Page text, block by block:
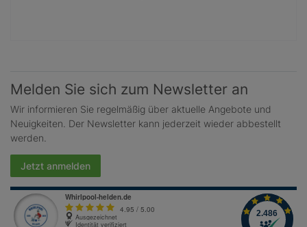
Melden Sie sich zum Newsletter an
Wir informieren Sie regelmäßig über aktuelle Angebote und
Neuigkeiten. Der Newsletter kann jederzeit wieder abbestellt
werden.
Jetzt anmelden